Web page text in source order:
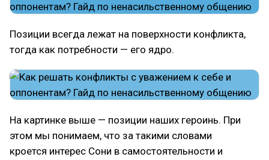
Позиции всегда лежат на поверхности конфликта,
тогда как потребности — его ядро.
На картинке выше — позиции наших героинь. При
этом мы понимаем, что за такими словами
кроется интерес Сони в самостоятельности и